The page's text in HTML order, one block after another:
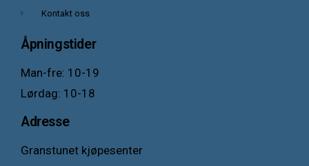
Kontakt oss
Åpningstider
Man-fre: 10-19
Lørdag: 10-18
Adresse
Granstunet kjøpesenter